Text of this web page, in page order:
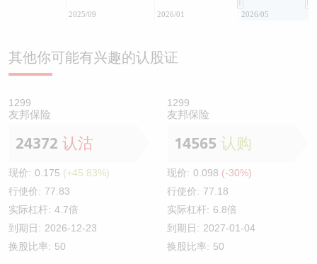
2025/09 2026/01 2026/05
其他你可能有兴趣的认股证
1299
友邦保险
24372 认沽
现价: 0.175 (+45.83%)
行使价: 77.83
实际杠杆: 4.7倍
到期日: 2026-12-23
换股比率: 50
1299
友邦保险
14565 认购
现价: 0.098 (-30%)
行使价: 77.18
实际杠杆: 6.8倍
到期日: 2027-01-04
换股比率: 50